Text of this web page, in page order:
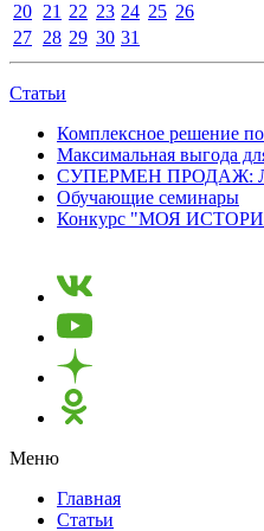
20 21 22 23 24 25 26
27 28 29 30 31
Статьи
Комплексное решение
Максимальная выгода
СУПЕРМЕН ПРОДАЖ:
Обучающие семинары
Конкурс "МОЯ
Меню
Главная
Статьи